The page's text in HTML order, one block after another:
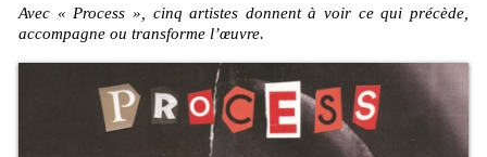
Avec « Process », cinq artistes donnent à voir ce qui précède,
accompagne ou transforme l’œuvre.